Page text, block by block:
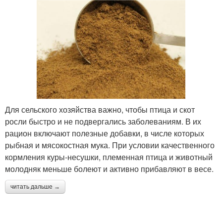
Для сельского хозяйства важно, чтобы птица и скот
росли быстро и не подвергались заболеваниям. В их
рацион включают полезные добавки, в числе которых
рыбная и мясокостная мука. При условии качественного
кормления куры-несушки, племенная птица и животный
молодняк меньше болеют и активно прибавляют в весе.
читать дальше →